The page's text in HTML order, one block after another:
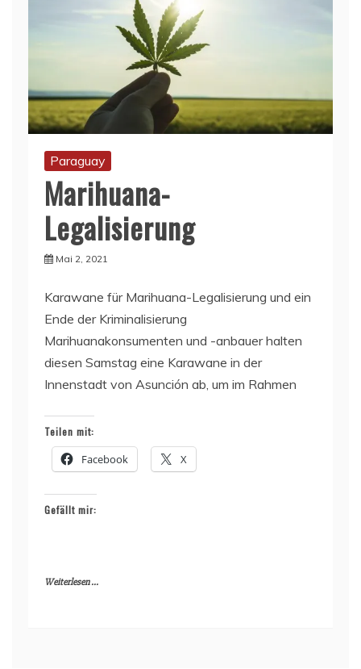
Paraguay
Marihuana-
Legalisierung
Mai 2, 2021
Karawane für Marihuana-Legalisierung und ein
Ende der Kriminalisierung
Marihuanakonsumenten und -anbauer halten
diesen Samstag eine Karawane in der
Innenstadt von Asunción ab, um im Rahmen
Teilen mit:
Facebook X
Gefällt mir:
Weiterlesen ...